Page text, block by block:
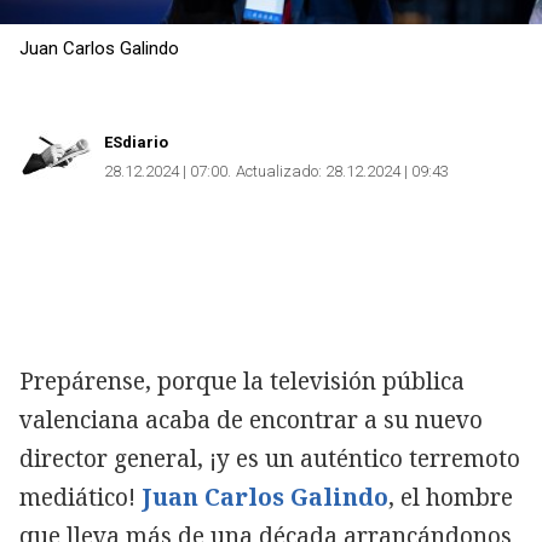
Juan Carlos Galindo
ESdiario
28.12.2024 | 07:00 Actualizado: 28.12.2024 | 09:43
Prepárense, porque la televisión pública
valenciana acaba de encontrar a su nuevo
director general, ¡y es un auténtico terremoto
mediático! Juan Carlos Galindo, el hombre
que lleva más de una década arrancándonos